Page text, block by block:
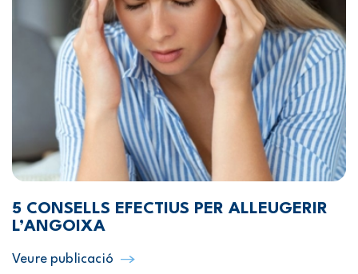
5 CONSELLS EFECTIUS PER ALLEUGERIR
L’ANGOIXA
Veure publicació